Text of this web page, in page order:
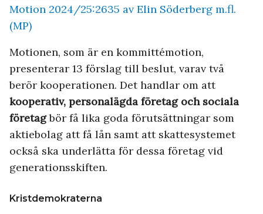
Motion 2024/25:2635 av Elin Söderberg m.fl.
(MP)
Motionen, som är en kommittémotion,
presenterar 13 förslag till beslut, varav två
berör kooperationen. Det handlar om att
kooperativ, personalägda företag och sociala
företagbör få lika goda förutsättningar som
aktiebolag att få lån samt att skattesystemet
också ska underlätta för dessa företag vid
generationsskiften.
Kristdemokraterna